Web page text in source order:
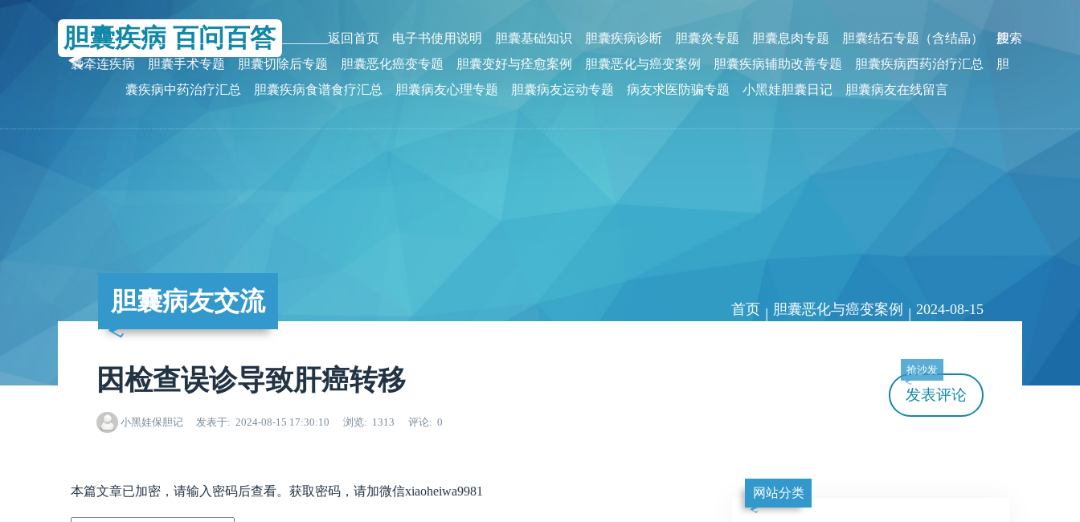
胆囊疾病 百问百答
_______________________________________返回首页 电子书使用说明 胆囊基础知识 胆囊疾病诊断 胆囊炎专题 胆囊息肉专题 胆囊结石专题（含结晶）
胆
囊牵连疾病
胆囊手术专题 胆囊切除后专题 胆囊恶化癌变专题 胆囊变好与痊愈案例 胆囊恶化与癌变案例 胆囊疾病辅助改善专题 胆囊疾病西药治疗汇总
胆
囊疾病中药治疗汇总
胆囊疾病食谱食疗汇总 胆囊病友心理专题 胆囊病友运动专题 病友求医防骗专题 小黑娃胆囊日记 胆囊病友在线留言
搜索
胆囊病友交流 首页 | 胆囊恶化与癌变案例 | 2024-08-15
因检查误诊导致肝癌转移
小黑娃保胆记 发表于 2024-08-15 17:30:10 浏览 1313 评论 0
抢沙发
发表评论
本篇文章已加密，请输入密码后查看。获取密码，请加微信xiaoheiwa9981 网站分类